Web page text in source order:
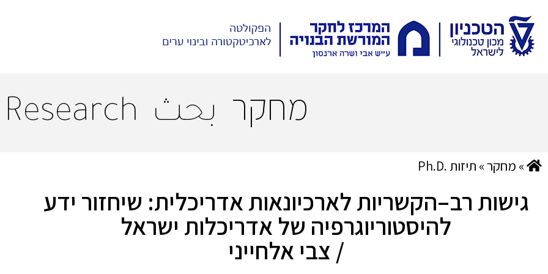
מחקר بحث Research
» מחקר» תיזות .Ph.D
גישות רב–הקשריות לארכיונאות אדריכלית: שיחזור ידע
להיסטוריוגרפיה של אדריכלות ישראל
/ צבי אלחייני